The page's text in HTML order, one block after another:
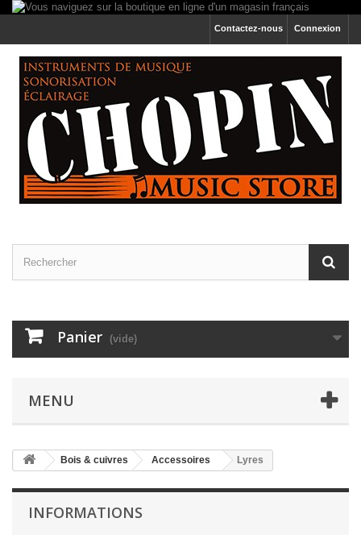
Connexion
Contactez-nous
Panier (vide)
MENU
Bois & cuivres Accessoires Lyres
INFORMATIONS